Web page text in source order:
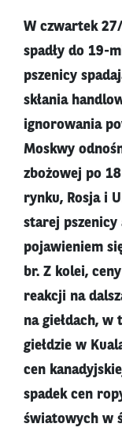
W czwartek
spadły do 19-
pszenicy
skłania
ignorowania
Moskwy
zbożowej po
rynku, Rosja i
starej
pojawieniem
br. Z kolei,
reakcji na
na giełdach, w
giełdzie w
cen
spadek cen
światowych w